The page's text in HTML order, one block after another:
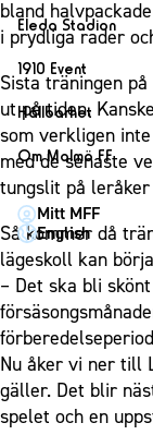
Biljettvillkor
Damlaget
Spelare
Ledarstab
Sommarfotboll
Skånecupen
Fotbollsskolan
Fotbollsnätverket
P19
F19
P17
F17
Malmö Trophy
Bli
Nätverket
Klubbstolar
Partner dam
Eleda Stadion
Eleda Stadion
Erics Bar &
Matchdag på
MFF-museet &
1910 Event
1910 Event
Fest & Event
Konferens
Möte
Mässa
Sommarfest
Julshow
Inspiration
Vanliga frågor
Hållbarhet
Hållbarhet
Himmelsblå
MFF i samhället
Laget för alla
Nattfotboll
Himmelsblå
Skolakademier
Om Malmö FF
Om Malmö FF
Kontakt
Press och media
Historik –
Historik –
Närstående
Policydokument
Mitt MFF
English
bland
i prydliga rader
Sista träningen
ut på tiden.
som verkligen
med de senaste
tungslit på
Så kommer då
lägeskoll kan
– Det ska bli
Nu åker vi ner till
gäller. Det blir
spelet och en